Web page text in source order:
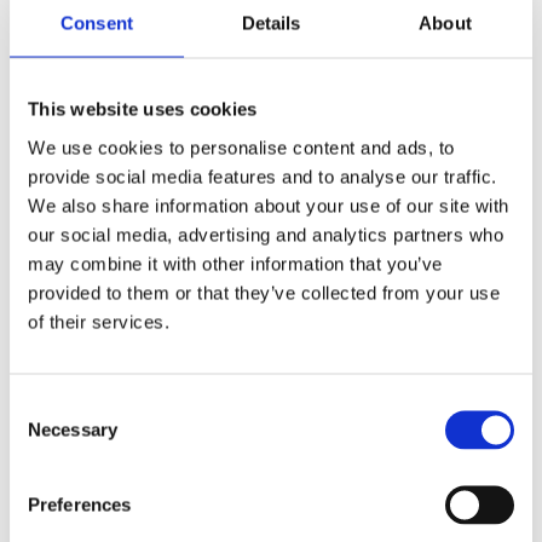
Consent Details About
This website uses cookies
We use cookies to personalise content and ads, to
provide social media features and to analyse our traffic.
We also share information about your use of our site with
our social media, advertising and analytics partners who
may combine it with other information that you’ve
provided to them or that they’ve collected from your use
of their services.
Selection
Necessary
Preferences
Przekazywanie danych do państw trzecich lub organizacji
międzynarodowych
osobowych poza Europejski Obszar Gospodarczy (EOG)
do przekazania danych poza EOG w sytuacji korzystania
przez Administratora z usług dostawców narzędzi
informatycznych (np. usług poczty elektronicznej,
systemów wspierających komunikację lub hostingu), którzy
mogą przechowywać lub przetwarzać dane na serwerach
zlokalizowanych poza EOG, w szczególności w Stanach
Zjednoczonych Ameryki. W takich przypadkach
szczególności: gdy dostawca uczestniczy w programie EU–
US Data Privacy Framework (DPF), co potwierdza jego
osobowych, lub na podstawie standardowych klauzul
umownych (SCC) przyjętych przez Komisję Europejską